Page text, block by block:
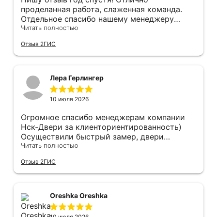
проделанная работа, слаженная команда.
Отдельное спасибо нашему менеджеру
Анастасии, помогла сделать выбор, от
профессионально, рекомендую.
Читать полностью
Отзыв 2ГИС
Лера Герлингер
10 июля 2026
Огромное спасибо менеджерам компании
Нск-Двери за клиенториентированность)
Осуществили быстрый замер, двери
оказались в наличии. По доставке
компанию, где я могу указать удобный для
меня интервал времени, а не ждать весь
монтаж дверей, спасибо мастеру Антону за
его труд!!!
Читать полностью
Отзыв 2ГИС
Oreshka Oreshka